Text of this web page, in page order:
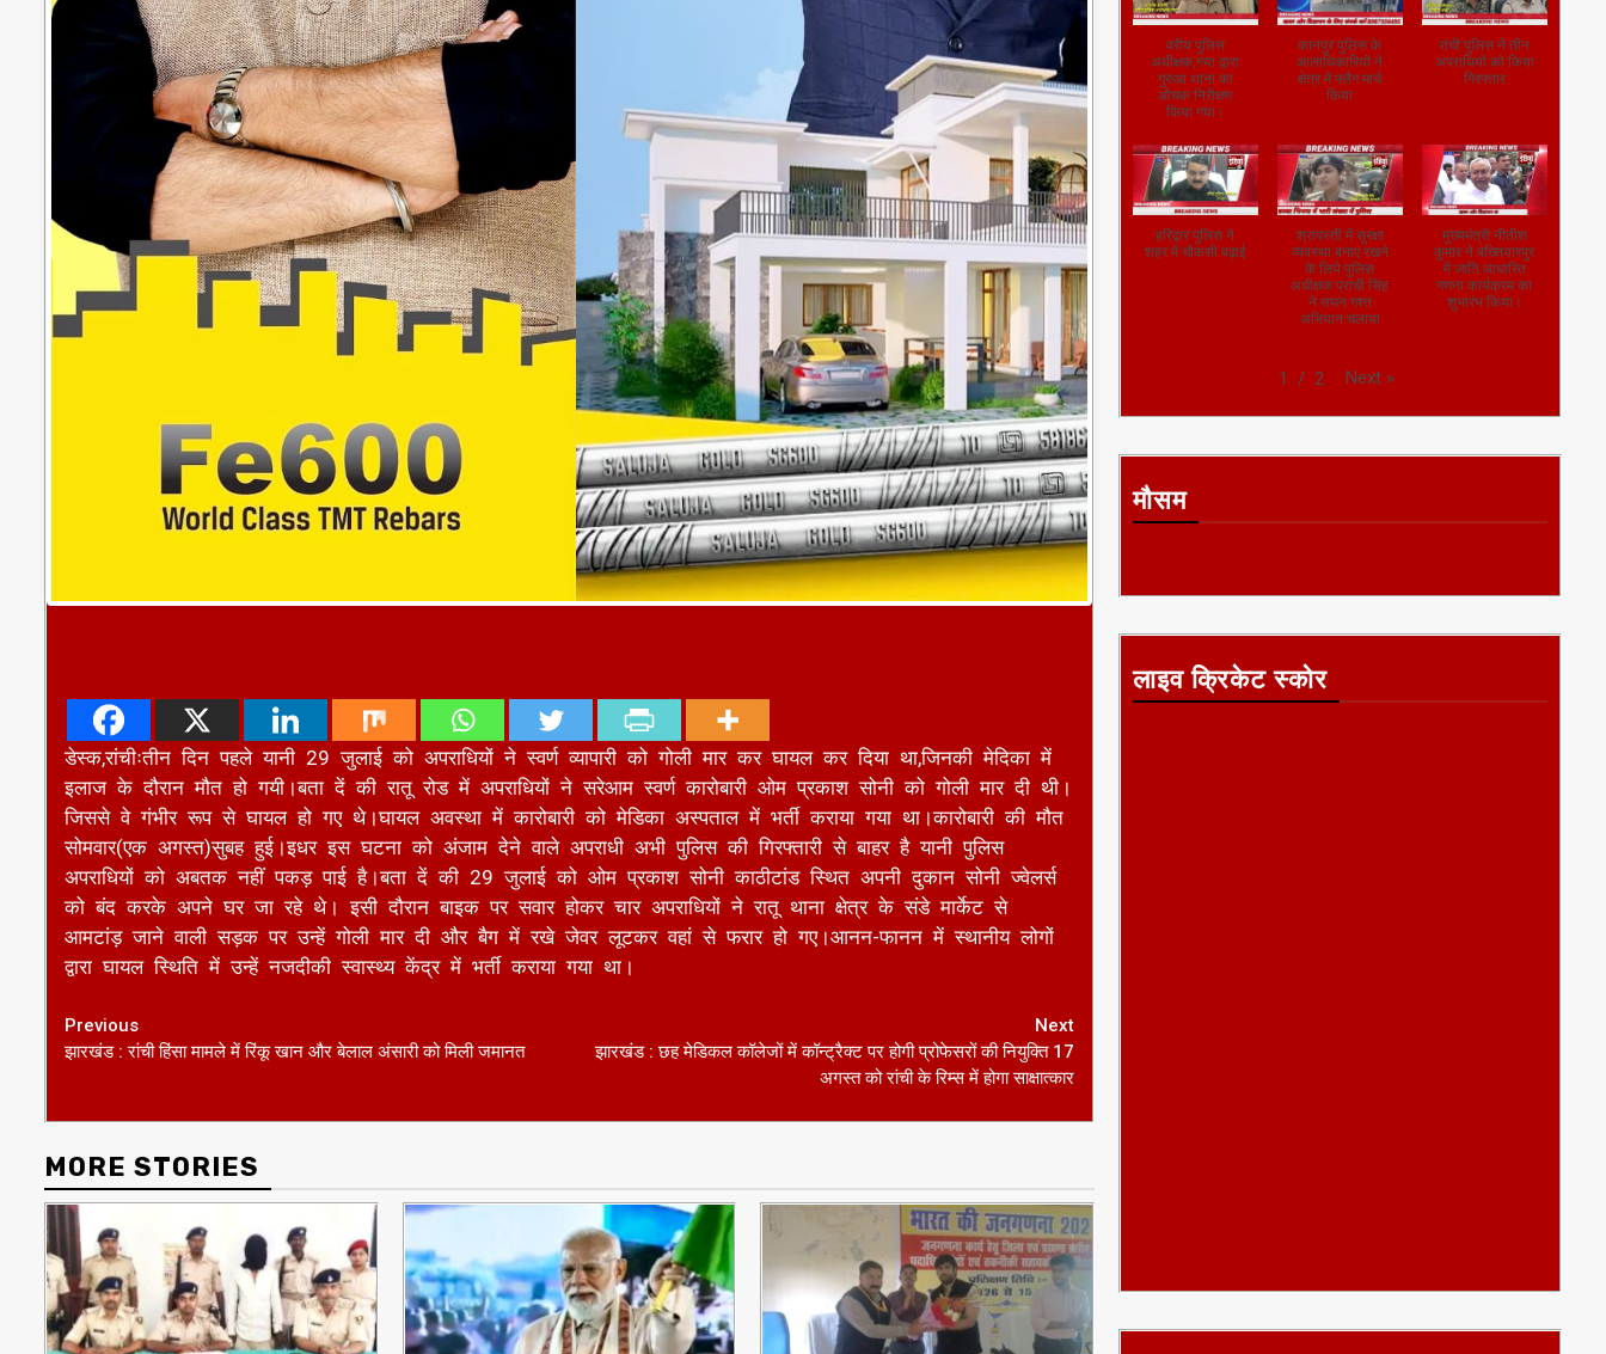
डेस्क,रांचीःतीन दिन पहले यानी 29 जुलाई को अपराधियों ने स्वर्ण व्यापारी को गोली मार कर घायल कर दिया था,जिनकी मेदिका में
इलाज के दौरान मौत हो गयी।बता दें की रातू रोड में अपराधियों ने सरेआम स्वर्ण कारोबारी ओम प्रकाश सोनी को गोली मार दी थी।
जिससे वे गंभीर रूप से घायल हो गए थे।घायल अवस्था में कारोबारी को मेडिका अस्पताल में भर्ती कराया गया था।कारोबारी की मौत
सोमवार(एक अगस्त)सुबह हुई।इधर इस घटना को अंजाम देने वाले अपराधी अभी पुलिस की गिरफ्तारी से बाहर है यानी पुलिस
अपराधियों को अबतक नहीं पकड़ पाई है।बता दें की 29 जुलाई को ओम प्रकाश सोनी काठीटांड स्थित अपनी दुकान सोनी ज्वेलर्स
को बंद करके अपने घर जा रहे थे। इसी दौरान बाइक पर सवार होकर चार अपराधियों ने रातू थाना क्षेत्र के संडे मार्केट से
आमटांड़ जाने वाली सड़क पर उन्हें गोली मार दी और बैग में रखे जेवर लूटकर वहां से फरार हो गए।आनन-फानन में स्थानीय लोगों
द्वारा घायल स्थिति में उन्हें नजदीकी स्वास्थ्य केंद्र में भर्ती कराया गया था।
Continue
Reading
Previous
झारखंड : रांची हिंसा मामले में रिंकू खान और बेलाल अंसारी को मिली जमानत
Next
झारखंड : छह मेडिकल कॉलेजों में कॉन्ट्रैक्ट पर होगी प्रोफेसरों की नियुक्ति 17
अगस्त को रांची के रिम्स में होगा साक्षात्कार
MORE STORIES
वरीय पुलिस
अधीक्षक,गया द्वारा
गुरुआ थाना का
औचक निरीक्षण
किया गया।
कानपुर पुलिस के
आलाधिकारियों ने
क्षेत्र में फ्लैग मार्च
किया
रांची पुलिस ने तीन
अपराधियों को किया
गिरफ्तार
हरिद्वार पुलिस ने
शहर में चौकसी बढ़ाई
श्रावस्ती में सुरक्षा
व्यवस्था बनाए रखने
के लिये पुलिस
अधीक्षक प्राची सिंह
ने सघन गश्त
अभियान चलाया
मुख्यमंत्री नीतीश
कुमार ने बख्तियारपुर
में जाति आधारित
गणना कार्यक्रम का
शुभारंभ किया।
1 / 2 Next »
मौसम
लाइव क्रिकेट स्कोर